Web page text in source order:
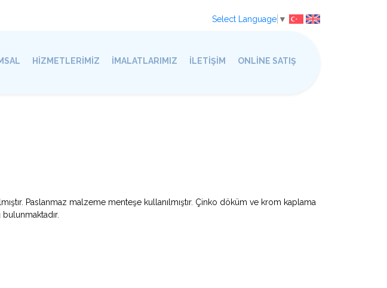
Select Language ▼
HİZMETLERİMİZ İMALATLARIMIZ İLETİŞİM ONLİNE SATIŞ
Paslanmaz malzeme menteşe kullanılmıştır. Çinko döküm ve krom kaplama
bulunmaktadır.